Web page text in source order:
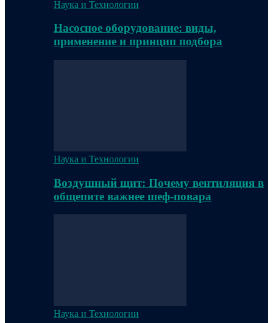
Наука и Технологии
Насосное оборудование: виды,
применение и принцип подбора
Наука и Технологии
Воздушный щит: Почему вентиляция в
общепите важнее шеф-повара
Наука и Технологии